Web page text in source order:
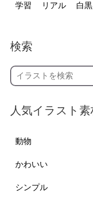
学習 リアル 白黒
検索
人気イラスト素
動物
かわいい
シンプル